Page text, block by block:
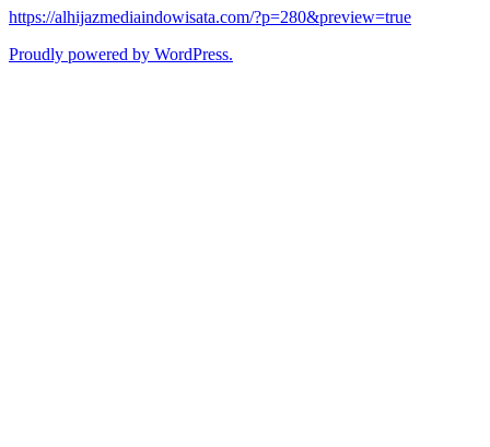
https://alhijazmediaindowisata.com/?p=280&preview=true
Proudly powered by WordPress.